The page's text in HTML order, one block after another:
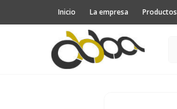
Inicio La empresa Productos